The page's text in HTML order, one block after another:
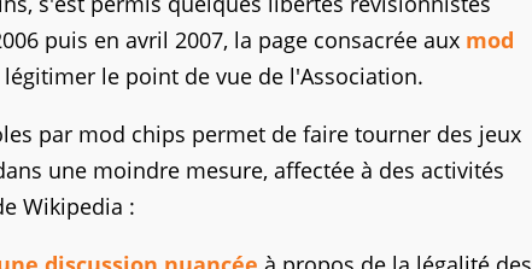
puis en avril 2007, la page consacrée aux mod
le point de vue de l'Association.
par mod chips permet de faire tourner des jeux
une moindre mesure, affectée à des activités
Wikipedia :